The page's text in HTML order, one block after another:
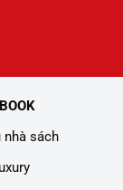
nhà sách